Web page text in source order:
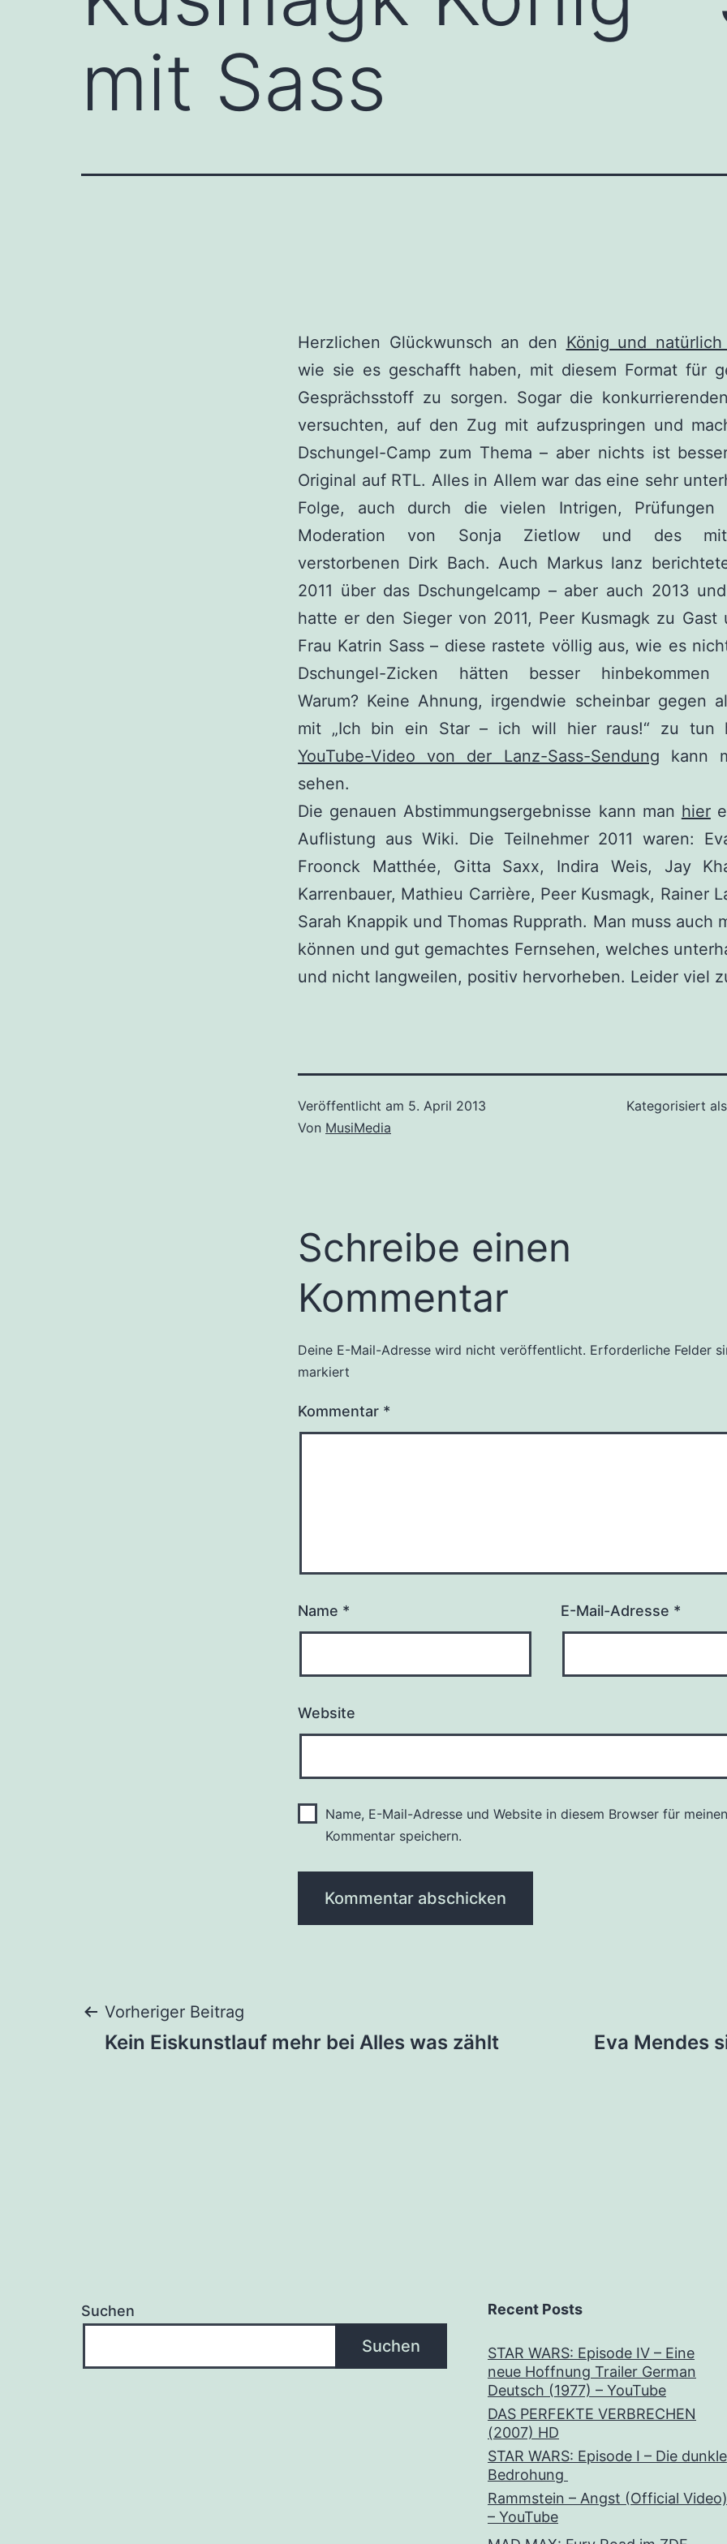
mit Sass
Herzlichen Glückwunsch an den König und
wie sie es geschafft haben, mit diesem Format für
Gesprächsstoff zu sorgen. Sogar die
versuchten, auf den Zug mit aufzuspringen und
Dschungel-Camp zum Thema – aber nichts ist
Original auf RTL. Alles in Allem war das eine sehr
Folge, auch durch die vielen Intrigen, Prüfungen
Moderation von Sonja Zietlow und des
verstorbenen Dirk Bach. Auch Markus lanz
2011 über das Dschungelcamp – aber auch 2013
hatte er den Sieger von 2011, Peer Kusmagk zu Gast
Frau Katrin Sass – diese rastete völlig aus, wie es
Dschungel-Zicken hätten besser hinbekommen
Warum? Keine Ahnung, irgendwie scheinbar gegen
mit „Ich bin ein Star – ich will hier raus!“ zu tun
YouTube-Video von der Lanz-Sass-Sendung kann
sehen.
Die genauen Abstimmungsergebnisse kann man hier
Auflistung aus Wiki. Die Teilnehmer 2011 waren:
Froonck Matthée, Gitta Saxx, Indira Weis, Jay
Karrenbauer, Mathieu Carrière, Peer Kusmagk, Rainer
Sarah Knappik und Thomas Rupprath. Man muss auch
können und gut gemachtes Fernsehen, welches
und nicht langweilen, positiv hervorheben. Leider viel
Veröffentlicht am 5. April 2013
Von MusiMedia
Kategorisiert als
Schreibe einen
Kommentar
Deine E-Mail-Adresse wird nicht veröffentlicht. Erforderliche Felder
markiert
Kommentar *
Name * E-Mail-Adresse *
Website
Name, E-Mail-Adresse und Website in diesem Browser für
Kommentar speichern.
Beitragsnavigation
Vorheriger Beitrag
Kein Eiskunstlauf mehr bei Alles was zählt
Eva Mendes
Suchen
Suchen
Recent Posts
STAR WARS: Episode IV – Eine
neue Hoffnung Trailer German
Deutsch (1977) – YouTube
DAS PERFEKTE VERBRECHEN
(2007) HD
STAR WARS: Episode I – Die dunkle
Bedrohung
Rammstein – Angst (Official Video)
– YouTube